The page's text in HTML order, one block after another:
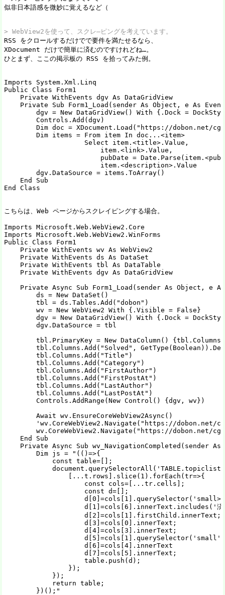
似非日本語感を微妙に覚えるなど（
> WebView2を使って、スクレ―ピングを考えています。
RSS をクロールするだけでで要件を満たせるなら、
XDocument だけで簡単に済むのですけれどね…。
ひとまず、ここの掲示板の RSS を拾ってみた例。
Imports System.Xml.Linq
Public Class Form1
    Private WithEvents dgv As DataGridView
Private Sub Form1_Load(sender As Object, e As
dgv = New DataGridView() With {.Dock =
        Controls.Add(dgv)
Dim doc = XDocument.Load("https://dobon.net/
        Dim items = From item In doc...<item>
                    Select item.<title>.Value,
                        item.<link>.Value,
pubDate =
                        item.<description>.Value
        dgv.DataSource = items.ToArray()
    End Sub
End Class
こちらは、Web ページからスクレイピングする場合。
Imports Microsoft.Web.WebView2.Core
Imports Microsoft.Web.WebView2.WinForms
Public Class Form1
    Private WithEvents wv As WebView2
    Private WithEvents ds As DataSet
    Private WithEvents tbl As DataTable
    Private WithEvents dgv As DataGridView
Private Async Sub Form1_Load(sender As Object, e
        ds = New DataSet()
        tbl = ds.Tables.Add("dobon")
        wv = New WebView2 With {.Visible = False}
dgv = New DataGridView() With {.Dock =
        dgv.DataSource = tbl
tbl.PrimaryKey = New DataColumn()
tbl.Columns.Add("Solved",
        tbl.Columns.Add("Title")
        tbl.Columns.Add("Category")
        tbl.Columns.Add("FirstAuthor")
        tbl.Columns.Add("FirstPostAt")
        tbl.Columns.Add("LastAuthor")
        tbl.Columns.Add("LastPostAt")
        Controls.AddRange(New Control() {dgv, wv})
        Await wv.EnsureCoreWebView2Async()
'wv.CoreWebView2.Navigate("https://dobon.net/
wv.CoreWebView2.Navigate("https://dobon.net/
    End Sub
Private Async Sub wv_NavigationCompleted(sender
        Dim js = "(()=>{
            const table=[];
                [...t.rows].slice(1).forEach(tr=>{
                    const cols=[...tr.cells];
                    const d=[];
d[1]=cols[6].innerText.includes('済
                    d[2]=cols[1].firstChild.innerText;
                    d[3]=cols[0].innerText;
                    d[4]=cols[3].innerText;
                    d[6]=cols[4].innerText
                    d[7]=cols[5].innerText;
                    table.push(d);
                });
            });
            return table;
        })();"